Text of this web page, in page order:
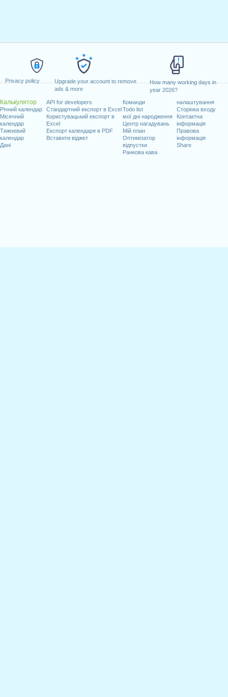
Privacy policy
Upgrade your account to remove
ads & more
How many working days in
year 2026?
Калькулятор
Річний календар
Місячний
календар
Тижневий
календар
Дані
API for developers
Стандартний експорт в Excel
Користувацький експорт в
Excel
Експорт календаря в PDF
Вставити віджет
Команди
Todo list
мої дні народження
Центр нагадувань
Мій план
Оптимізатор
відпустки
Ранкова кава
налаштування
Сторінка входу
Контактна
інформація
Правова
інформація
Share